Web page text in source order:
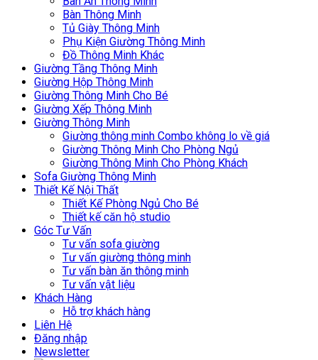
Bàn Thông Minh
Tủ Giày Thông Minh
Phụ Kiện Giường Thông Minh
Đồ Thông Minh Khác
Giường Tầng Thông Minh
Giường Hộp Thông Minh
Giường Thông Minh Cho Bé
Giường Xếp Thông Minh
Giường Thông Minh
Giường thông minh Combo không lo về giá
Giường Thông Minh Cho Phòng Ngủ
Giường Thông Minh Cho Phòng Khách
Sofa Giường Thông Minh
Thiết Kế Nội Thất
Thiết Kế Phòng Ngủ Cho Bé
Thiết kế căn hộ studio
Góc Tư Vấn
Tư vấn sofa giường
Tư vấn giường thông minh
Tư vấn bàn ăn thông minh
Tư vấn vật liệu
Khách Hàng
Hỗ trợ khách hàng
Liên Hệ
Đăng nhập
Newsletter